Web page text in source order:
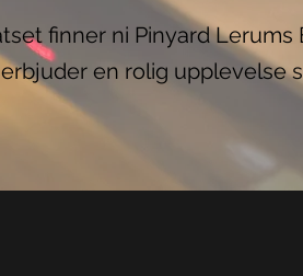
finner ni Pinyard
en rolig upplevelse